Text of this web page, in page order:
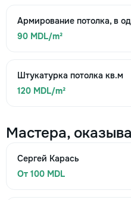
Армирование потолка, в
90 MDL/m²
Штукатурка потолка кв.м
120 MDL/m²
Мастера,
Сергей Карась
От 100 MDL